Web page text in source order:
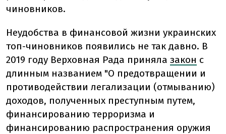
чиновников.
Неудобства в финансовой жизни украинских
топ-чиновников появились не так давно. В
2019 году Верховная Рада приняла закон с
длинным названием "О предотвращении и
противодействии легализации (отмыванию)
доходов, полученных преступным путем,
финансированию терроризма и
финансированию распространения оружия